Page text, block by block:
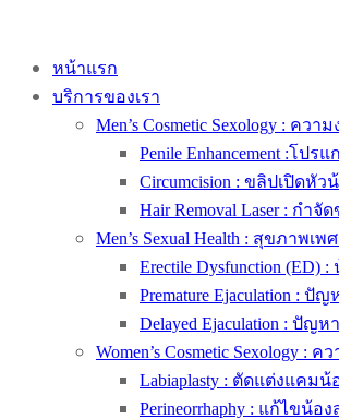
หน้าแรก
บริการของเรา
Men’s Cosmetic Sexology : คว
Penile Enhancement :โป
Circumcision : ขลิปเปิดหัว
Hair Removal Laser : กำ
Men’s Sexual Health : สุขภาพเ
Erectile Dysfunction (ED)
Premature Ejaculation : ปัญ
Delayed Ejaculation : ปัญ
Women’s Cosmetic Sexology
Labiaplasty : ตัดแต่งแคมน้
Perineorrhaphy : แก้ไขน้อ